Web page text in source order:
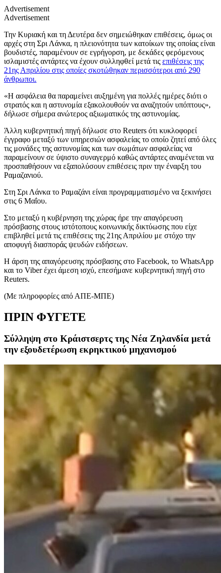
Advertisement
Advertisement
Την Κυριακή και τη Δευτέρα δεν σημειώθηκαν επιθέσεις, όμως οι
αρχές στη Σρι Λάνκα, η πλειονότητα των κατοίκων της οποίας είναι
βουδιστές, παραμένουν σε εγρήγορση, με δεκάδες φερόμενους
ισλαμιστές αντάρτες να έχουν συλληφθεί μετά τις επιθέσεις της
21ης Απριλίου στις οποίες σκοτώθηκαν περισσότεροι από 290
άνθρωποι.
«Η ασφάλεια θα παραμείνει αυξημένη για πολλές ημέρες διότι ο
στρατός και η αστυνομία εξακολουθούν να αναζητούν υπόπτους»,
δήλωσε σήμερα ανώτερος αξιωματικός της αστυνομίας.
Άλλη κυβερνητική πηγή δήλωσε στο Reuters ότι κυκλοφορεί
έγγραφο μεταξύ των υπηρεσιών ασφαλείας το οποίο ζητεί από όλες
τις μονάδες της αστυνομίας και των σωμάτων ασφαλείας να
παραμείνουν σε ύψιστο συναγερμό καθώς αντάρτες αναμένεται να
προσπαθήσουν να εξαπολύσουν επιθέσεις πριν την έναρξη του
Ραμαζανιού.
Στη Σρι Λάνκα το Ραμαζάνι είναι προγραμματισμένο να ξεκινήσει
στις 6 Μαΐου.
Στο μεταξύ η κυβέρνηση της χώρας ήρε την απαγόρευση
πρόσβασης στους ιστότοπους κοινωνικής δικτύωσης που είχε
επιβληθεί μετά τις επιθέσεις της 21ης Απριλίου με στόχο την
αποφυγή διασποράς ψευδών ειδήσεων.
Η άρση της απαγόρευσης πρόσβασης στο Facebook, το WhatsApp
και το Viber έχει άμεση ισχύ, επεσήμανε κυβερνητική πηγή στο
Reuters.
(Με πληροφορίες από ΑΠΕ-ΜΠΕ)
ΠΡΙΝ ΦΥΓΕΤΕ
Σύλληψη στο Κράιστσερτς της Νέα Ζηλανδία μετά
την εξουδετέρωση εκρηκτικού μηχανισμού